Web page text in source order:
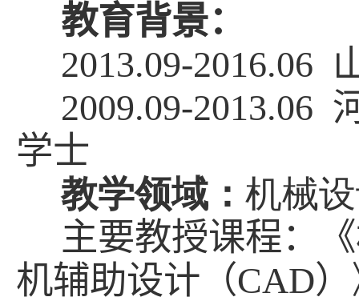
教育背景：
2013.09-2016.06
2009.09-2013.06
学士
教学领域： 机械
主要教授课程：
机辅助设计（CAD